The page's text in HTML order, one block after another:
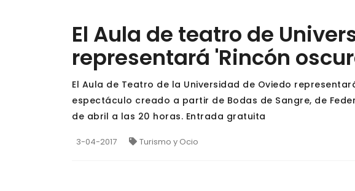
El Aula de teatro de
representará 'Rincón
El Aula de Teatro de la Universidad de Oviedo
espectáculo creado a partir de Bodas de Sangre, de
de abril a las 20 horas. Entrada gratuita
3-04-2017 Turismo y Ocio